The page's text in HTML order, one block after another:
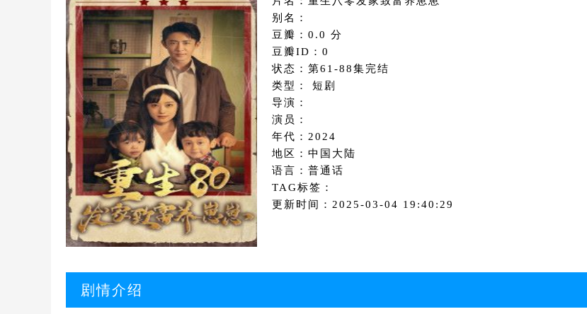
别名：
豆瓣：0.0 分
豆瓣ID：0
状态：第61-88集完结
类型： 短剧
导演：
演员：
年代：2024
地区：中国大陆
语言：普通话
TAG标签：
更新时间：2025-03-04 19:40:29
剧情介绍